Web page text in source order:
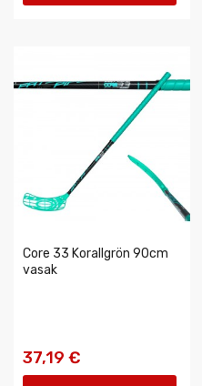
Core 33 Korallgrön 90cm
vasak
37,19 €